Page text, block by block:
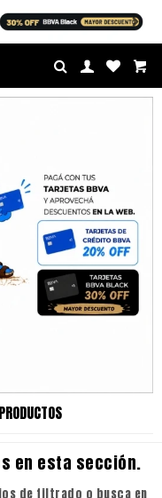

en esta sección.
de filtrado o busca en